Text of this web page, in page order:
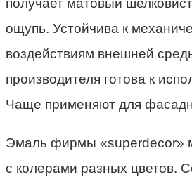
ощупь. Устойчива к
воздействиям внешней
производителя готова к
Чаще применяют для
Эмаль фирмы «superdecor»
с колерами разных цветов.